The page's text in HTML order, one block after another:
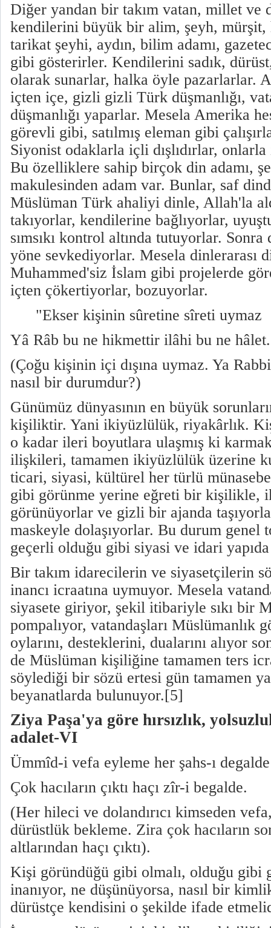
Diğer yandan bir takım vatan, millet ve
kendilerini büyük bir alim, şeyh, mürşit,
tarikat şeyhi, aydın, bilim adamı,
gibi gösterirler. Kendilerini sadık,
olarak sunarlar, halka öyle pazarlarlar.
içten içe, gizli gizli Türk düşmanlığı,
düşmanlığı yaparlar. Mesela Amerika
görevli gibi, satılmış eleman gibi
Siyonist odaklarla içli dışlıdırlar,
Bu özelliklere sahip birçok din adamı,
makulesinden adam var. Bunlar, saf
Müslüman Türk ahaliyi dinle, Allah'la
takıyorlar, kendilerine bağlıyorlar,
sımsıkı kontrol altında tutuyorlar.
yöne sevkediyorlar. Mesela dinlerarası
Muhammed'siz İslam gibi projelerde
içten çökertiyorlar, bozuyorlar.
"Ekser kişinin sûretine sîreti uymaz
Yâ Râb bu ne hikmettir ilâhi bu ne
(Çoğu kişinin içi dışına uymaz. Ya
nasıl bir durumdur?)
Günümüz dünyasının en büyük
kişiliktir. Yani ikiyüzlülük, riyakârlık.
o kadar ileri boyutlara ulaşmış ki
ilişkileri, tamamen ikiyüzlülük üzerine
ticari, siyasi, kültürel her türlü
gibi görünme yerine eğreti bir kişilikle,
görünüyorlar ve gizli bir ajanda
maskeyle dolaşıyorlar. Bu durum genel
geçerli olduğu gibi siyasi ve idari
Bir takım idarecilerin ve siyasetçilerin
inancı icraatına uymuyor. Mesela
siyasete giriyor, şekil itibariyle sıkı bir
pompalıyor, vatandaşları Müslümanlık
oylarını, desteklerini, dualarını alıyor
de Müslüman kişiliğine tamamen ters
söylediği bir sözü ertesi gün tamamen
beyanatlarda bulunuyor.[5]
Ziya Paşa'ya göre hırsızlık,
adalet-VI
Ümmîd-i vefa eyleme her şahs-ı degalde
Çok hacıların çıktı haçı zîr-i begalde.
(Her hileci ve dolandırıcı kimseden
dürüstlük bekleme. Zira çok hacıların
altlarından haçı çıktı).
Kişi göründüğü gibi olmalı, olduğu gibi
inanıyor, ne düşünüyorsa, nasıl bir
dürüstçe kendisini o şekilde ifade